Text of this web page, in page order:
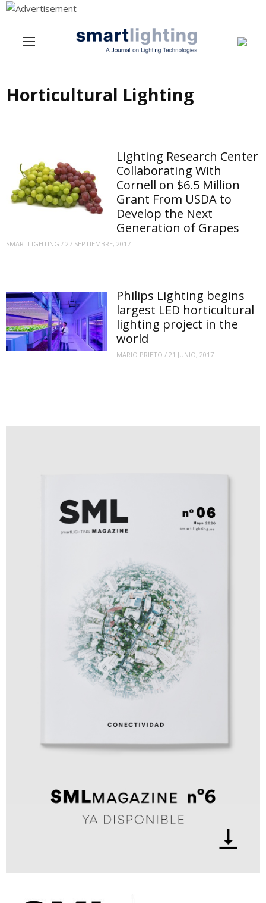
Horticultural Lighting
Lighting Research Center
Collaborating With
Cornell on $6.5 Million
Grant From USDA to
Develop the Next
Generation of Grapes
SMARTLIGHTING / 27 SEPTIEMBRE, 2017
Philips Lighting begins
largest LED horticultural
lighting project in the
world
MARIO PRIETO /21 JUNIO, 2017